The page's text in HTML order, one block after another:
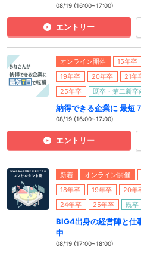
08/19 (16:00~17:00)
エントリー
オンライン開催 15年卒
19年卒
20年卒 21年
25年卒
既卒・第二新卒
納得できる企業に 最短
08/19 (16:00~17:00)
エントリー
新着 オンライン開催
18年卒
19年卒 20年
24年卒
25年卒 既卒
BIG4出身の経営陣と仕
中
08/19 (17:00~18:00)